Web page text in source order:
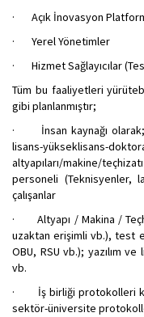
· Açık İnovasyon
· Yerel Yönetimler
· Hizmet Sağlayıcılar
Tüm bu faaliyetleri
gibi planlanmıştır;
· İnsan kaynağı olarak;
lisans-
altyapıları/makine/
personeli (Teknisyenler,
çalışanlar
· Altyapı / Makina /
uzaktan erişimli vb.), test
OBU, RSU vb.); yazılım ve
vb.
· İş birliği protokolleri
sektör-üniversite